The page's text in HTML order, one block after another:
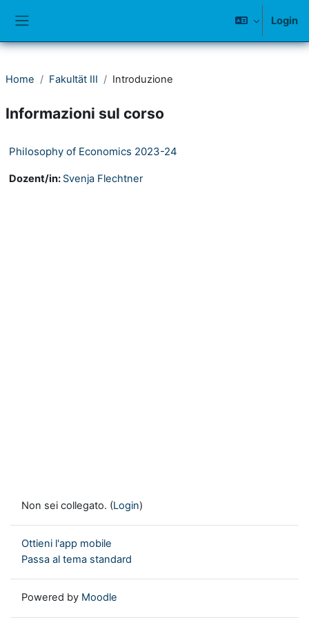
Login
Home Fakultät III Introduzione
Informazioni sul corso
Philosophy of Economics 2023-24
Dozent/in: Svenja Flechtner
Non sei collegato. (Login)
Ottieni l'app mobile
Passa al tema standard
Powered by Moodle